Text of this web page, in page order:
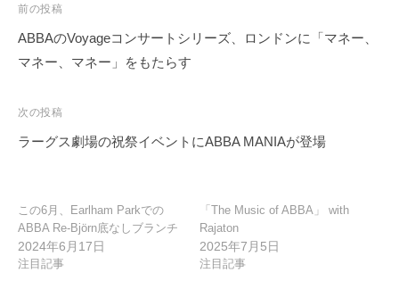
投
稿
ナ
ゲ
ー
ン
前の投稿
ABBAのVoyageコンサートシリーズ、ロンドンに「マネー、
マネー、マネー」をもたらす
次の投稿
ラーグス劇場の祝祭イベントにABBA MANIAが登場
この6月、Earlham Parkでの
ABBA Re-Björn底なしブランチ
2024年6月17日
注目記事
「The Music of ABBA」 with
Rajaton
2025年7月5日
注目記事